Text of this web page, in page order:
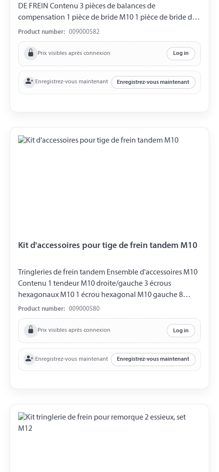
DE FREIN Contenu 3 pièces de balances de
compensation 1 pièce de bride M10 1 pièce de bride de
serrage conique M10 8 pièces de vis conique M10 8
pièces de vis à six pans M8 4 pièces de vis à six pans M10
Product number: 009000582
Prix visibles après connexion Log in
Enregistrez-vous maintenant Enregistrez-vous maintenant
Kit d'accessoires pour tige de frein tandem M10
Tringleries de frein tandem Ensemble d'accessoires M10
Contenu 1 tendeur M10 droite/gauche 3 écrous
hexagonaux M10 1 écrou hexagonal M10 gauche 8
écrous hexagonaux M8 8 écrous coniques M8 1 écrou de
serrage conique M10 long 1 tige filetée M8 x 150 mm 3
balances d'équilibrage
Product number: 009000580
Prix visibles après connexion Log in
Enregistrez-vous maintenant Enregistrez-vous maintenant